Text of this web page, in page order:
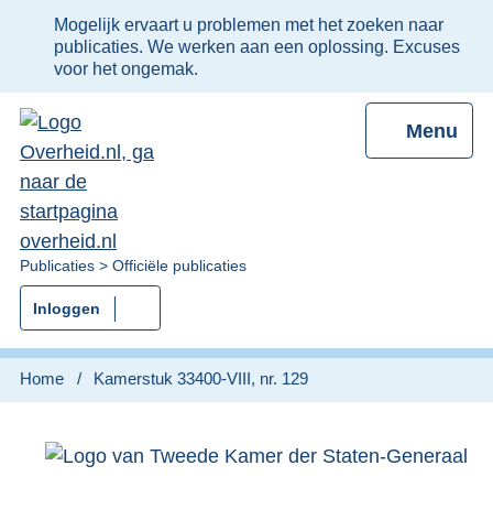
Ter
informatie:
Mogelijk ervaart u problemen met het zoeken naar
publicaties. We werken aan een oplossing. Excuses
voor het ongemak.
Menu
U
bent
nu
hier:
Publicaties Officiële publicaties
Inloggen
Home Kamerstuk 33400-VIII, nr. 129